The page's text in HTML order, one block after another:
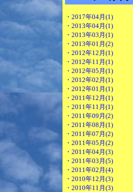
・2017年04月(1)
・2013年04月(1)
・2013年03月(1)
・2013年01月(2)
・2012年12月(1)
・2012年11月(1)
・2012年05月(1)
・2012年02月(1)
・2012年01月(1)
・2011年12月(1)
・2011年11月(1)
・2011年09月(2)
・2011年08月(1)
・2011年07月(2)
・2011年05月(2)
・2011年04月(3)
・2011年03月(5)
・2011年02月(4)
・2010年12月(3)
・2010年11月(3)